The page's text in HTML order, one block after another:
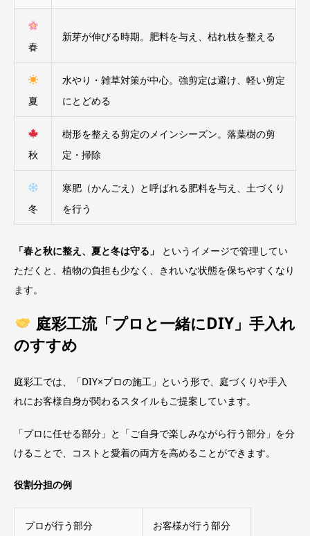
春
新芽が伸びる時期。肥料を与え、枯れ枝を整える
夏
水やり・雑草対策が中心。強剪定は避け、軽い剪定
にとどめる
秋
樹形を整える剪定のメインシーズン。落葉樹の剪
定・掃除
冬
寒肥（かんごえ）と呼ばれる肥料を与え、土づくり
を行う
「春と秋に整え、夏と冬は守る」
というイメージで管理してい
ただくと、植物の負担も少なく、きれいな状態を保ちやすくなり
ます。
庭彩工流「プロと一緒にDIY」手入れ
のすすめ
庭彩工では、「DIY×プロの施工」という形で、庭づくりや手入
れにお客様自身が関わるスタイルもご提案しています。
「プロに任せる部分」と「ご自身で楽しみながら行う部分」を分
けることで、コストと愛着の両方を高めることができます。
役割分担の例
プロが行う部分 お客様が行う部分